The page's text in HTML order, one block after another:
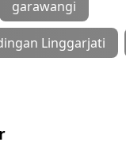
garawangi
Linggarjati